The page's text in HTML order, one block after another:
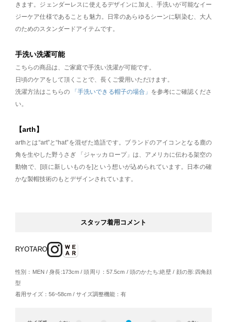
きます。ジェンダーレスに使えるデザインに加え、手洗いが可能なイー
ジーケア仕様であることも魅力。日常のあらゆるシーンに馴染む、大人
のためのスタンダードアイテムです。
手洗い洗濯可能
こちらの商品は、ご家庭で手洗い洗濯が可能です。
日頃のケアをして頂くことで、長くご愛用いただけます。
洗濯方法はこちらの
「手洗いできる帽子の場合」 を参考にご確認くださ
い。
【arth】
arthとは“art”と“hat”を混ぜた造語です。ブランドのアイコンとなる鹿の
角を生やした野うさぎ 「ジャッカロープ」は、アメリカに伝わる架空の
動物で、[頭に新しいものを]という想いが込められています。日本の確
かな製帽技術のもとデザインされています。
スタッフ着用コメント
RYOTARO
性別：MEN / 身長:173cm / 頭周り：57.5cm / 頭のかたち:絶壁 / 顔の形:四角顔
型
着用サイズ：56~58cm / サイズ調整機能：有